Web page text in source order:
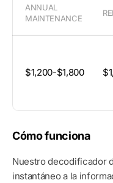
ANNUAL
MAINTENANCE
$1,200-$1,800
Cómo funciona
Nuestro decodificador
instantáneo a la